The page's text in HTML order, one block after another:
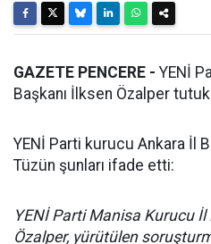
GAZETE PENCERE - YENİ
Başkanı İlksen Özalper
YENİ Parti kurucu Ankara İl
Tüzün şunları ifade etti:
YENİ Parti Manisa Kurucu İl
Özalper, yürütülen